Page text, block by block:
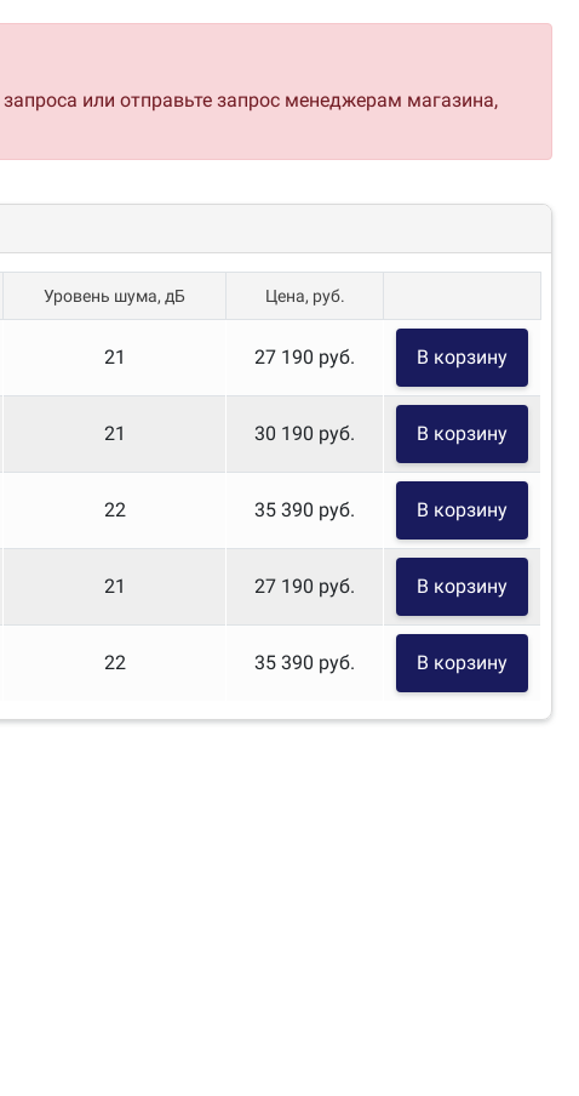
или отправьте запрос менеджерам магазина,
Уровень шума, дБ Цена, руб.
21 27 190 руб. В корзину
21 30 190 руб. В корзину
22 35 390 руб. В корзину
21 27 190 руб. В корзину
22 35 390 руб. В корзину